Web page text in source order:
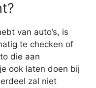
van auto’s, is
te checken of
die aan
ook laten doen bij
zal niet